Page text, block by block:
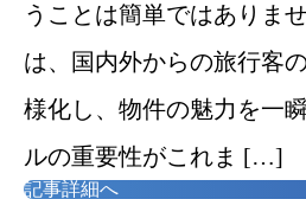
うことは簡単ではありま
は、国内外からの旅行客
様化し、物件の魅力を一
ルの重要性がこれま […]
記事詳細へ